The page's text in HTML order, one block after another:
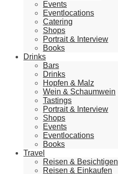
Events
Eventlocations
Catering
Shops
Portrait & Interview
Books
Drinks
Bars
Drinks
Hopfen & Malz
Wein & Schaumwein
Tastings
Portrait & Interview
Shops
Events
Eventlocations
Books
Travel
Reisen & Besichtigen
Reisen & Einkaufen